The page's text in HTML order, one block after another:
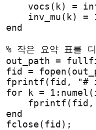
vocs(k) =
inv_mu(k) =
end
% 작은 요약 표를
out_path =
fid =
fprintf(fid, "#
for k =
end
fclose(fid);